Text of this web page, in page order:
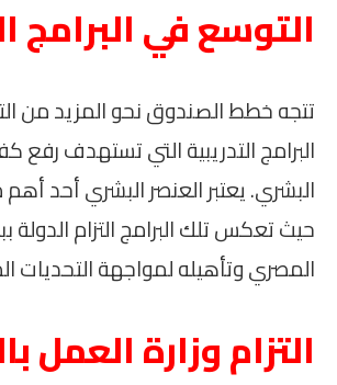
التوسع في البرامج
تتجه خطط الصندوق نحو المزيد من
البرامج التدريبية التي تستهدف رفع
البشري. يعتبر العنصر البشري أحد أهم
حيث تعكس تلك البرامج التزام الدولة
المصري وتأهيله لمواجهة التحديات
التزام وزارة العمل